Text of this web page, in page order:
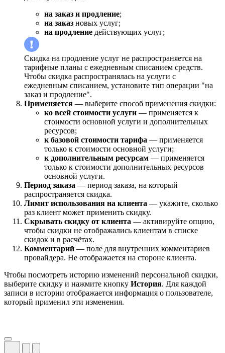
на заказ и продление;
на заказ новых услуг;
на продление действующих услуг;
Скидка на продление услуг не распространяется на
тарифные планы с ежедневным списанием средств.
Чтобы скидка распространялась на услуги с
ежедневным списанием, установите тип операции "на
заказ и продление".
Применяется — выберите способ применения скидки:
ко всей стоимости услуги — применяется к
стоимости основной услуги и дополнительных
ресурсов;
к базовой стоимости тарифа — применяется
только к стоимости основной услуги;
к дополнительным ресурсам — применяется
только к стоимости дополнительных ресурсов
основной услуги.
Период заказа — период заказа, на который
распространяется скидка.
Лимит использования на клиента — укажите, сколько
раз клиент может применить скидку.
Скрывать скидку от клиента — активируйте опцию,
чтобы скидки не отображались клиентам в списке
скидок и в расчётах.
Комментарий — поле для внутренних комментариев
провайдера. Не отображается на стороне клиента.
Чтобы посмотреть историю изменений персональной скидки,
выберите скидку и нажмите кнопку История. Для каждой
записи в истории отображается информация о пользователе,
который применил эти изменения.